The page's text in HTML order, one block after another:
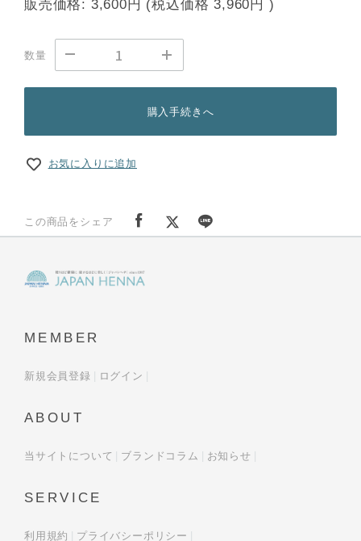
販売価格: 3,600円 (税込価格3,960円 )
数量
購入手続きへ
お気に入りに追加
この商品をシェア
MEMBER
新規会員登録 ログイン
ABOUT
当サイトについて ブランドコラム お知らせ
SERVICE
利用規約 プライバシーポリシー